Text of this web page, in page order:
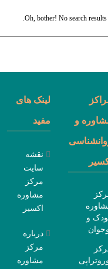
Oh, bother! No search results
و
و
لینک های
مفید
نقشه
سایت
مرکز
مشاوره
اکسیر
درباره
مرکز
مشاوره